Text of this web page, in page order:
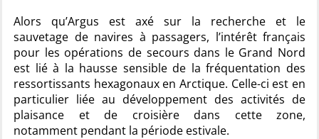
Alors qu’Argus est axé sur la recherche et le
sauvetage de navires à passagers, l’intérêt français
pour les opérations de secours dans le Grand Nord
est lié à la hausse sensible de la fréquentation des
ressortissants hexagonaux en Arctique. Celle-ci est en
particulier liée au développement des activités de
plaisance et de croisière dans cette zone,
notamment pendant la période estivale.